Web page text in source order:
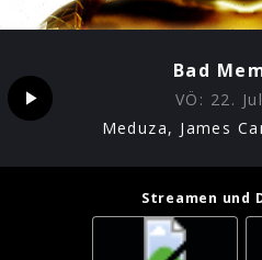
Bad
VÖ: 22.
Meduza, James
Streamen und